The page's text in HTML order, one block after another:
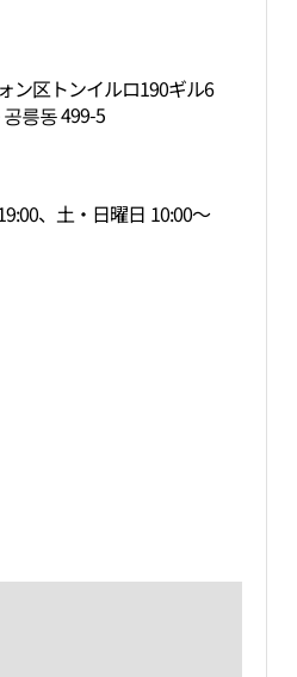
ン区トンイルロ190ギル6
릉동 499-5
、土・日曜日 10:00～